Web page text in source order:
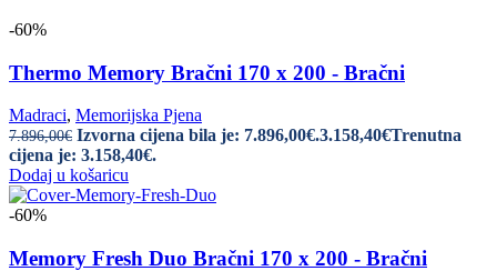
-60%
Thermo Memory Bračni 170 x 200 - Bračni
Madraci, Memorijska Pjena
7.896,00€ Izvorna cijena bila je: 7.896,00€.3.158,40€Trenutna
cijena je: 3.158,40€.
Dodaj u košaricu
-60%
Memory Fresh Duo Bračni 170 x 200 - Bračni